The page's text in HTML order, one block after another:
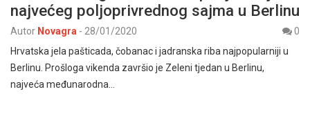
najvećeg poljoprivrednog sajma u Berlinu
Autor Novagra - 28/01/2020
0
Hrvatska jela pašticada, čobanac i jadranska riba najpopularniji u
Berlinu. Prošloga vikenda završio je Zeleni tjedan u Berlinu,
najveća međunarodna…